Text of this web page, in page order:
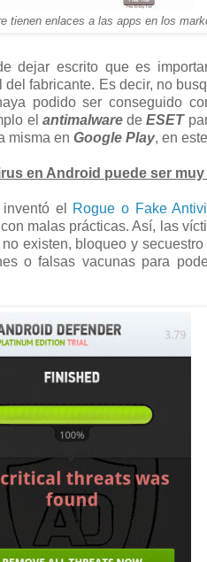
tienen enlaces a las apps en los
dejar escrito que es
fabricante. Es decir, no
podido ser conseguido
el antimalwaredeESET
misma en Google Play, en
en Android puede ser
el Rogue o Fake
malas prácticas. Así, las
existen, bloqueo y
o falsas vacunas para